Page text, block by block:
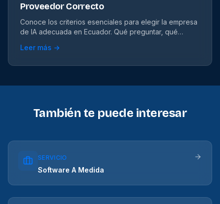
Proveedor Correcto
Conoce los criterios esenciales para elegir la empresa
de IA adecuada en Ecuador. Qué preguntar, qué
Leer más →
También te puede interesar
SERVICIO
Software A Medida